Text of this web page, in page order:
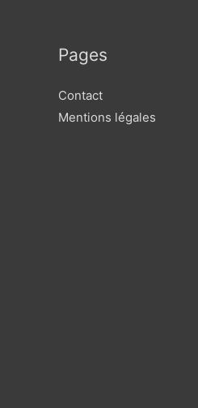
Pages
Contact
Mentions légales